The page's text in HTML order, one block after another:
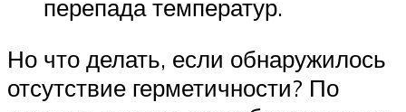
перепада температур.
Но что делать, если обнаружилось
отсутствие герметичности? По